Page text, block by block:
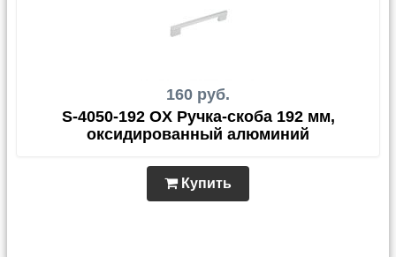
160 руб.
S-4050-192 OX Ручка-скоба 192 мм,
оксидированный алюминий
Купить